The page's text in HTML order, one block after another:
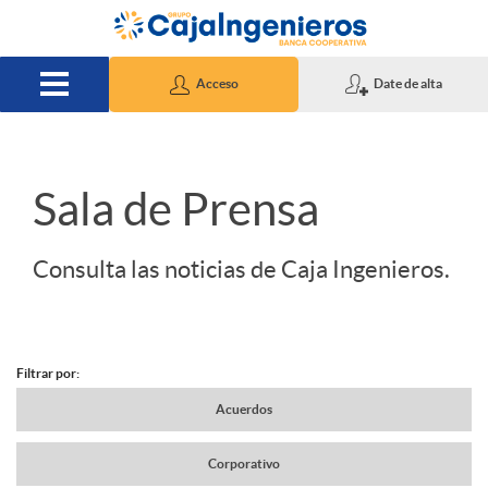
Saltar al contenido principal
Acceso Date de alta
S
Sala de Prensa
Consulta las noticias de Caja Ingenieros.
N
Filtrar por:
Acuerdos
Corporativo